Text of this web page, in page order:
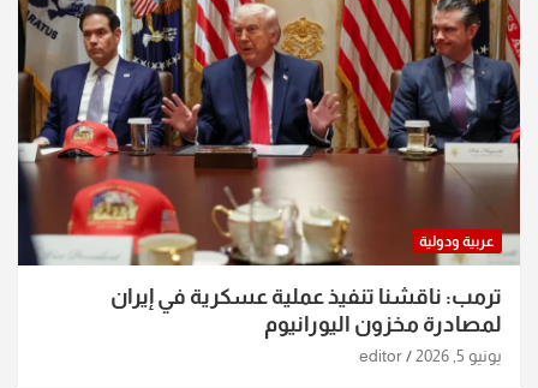
عربية ودولية
ترمب: ناقشنا تنفيذ عملية عسكرية في إيران
لمصادرة مخزون اليورانيوم
يونيو 5, 2026 editor